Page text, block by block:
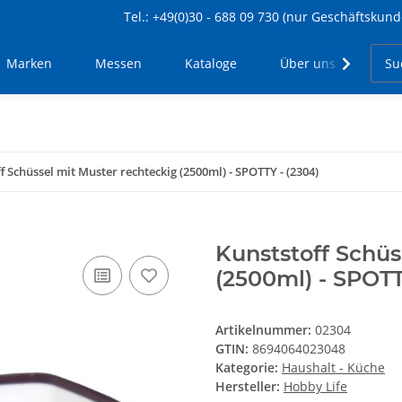
Tel.: +49(0)30 - 688 09 730 (nur
Marken Messen Kataloge Über uns
mit Muster rechteckig (2500ml) - SPOTTY - (2304)
Kunststoff
(2500ml) -
Artikelnummer: 02304
GTIN: 8694064023048
Kategorie: Haushalt - Küche
Hersteller: Hobby Life